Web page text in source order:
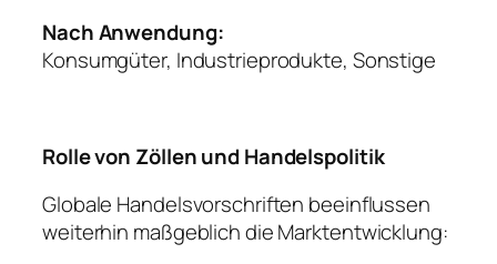
Nach Anwendung:
Konsumgüter, Industrieprodukte, Sonstige
Rolle von Zöllen und Handelspolitik
Globale Handelsvorschriften beeinflussen
weiterhin maßgeblich die Marktentwicklung: